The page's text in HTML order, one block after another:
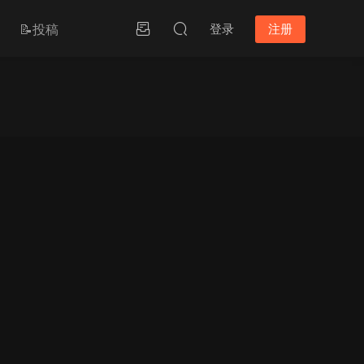
📝投稿 登录 注册